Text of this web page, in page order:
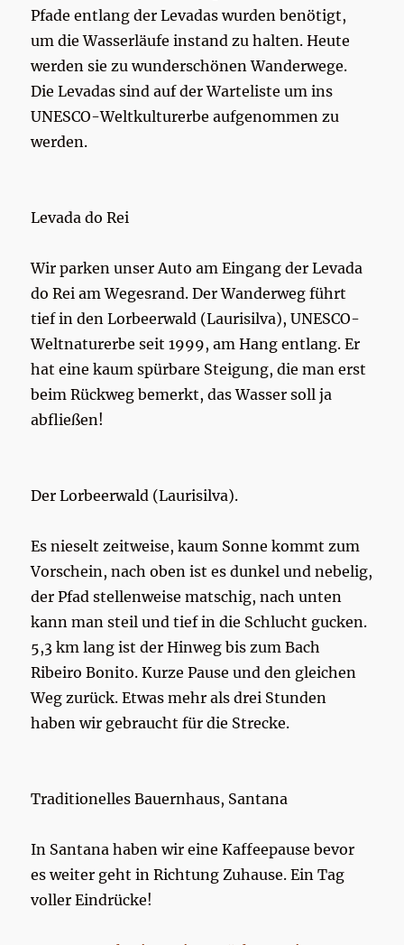
Pfade entlang der Levadas wurden benötigt,
um die Wasserläufe instand zu halten. Heute
werden sie zu wunderschönen Wanderwege.
Die Levadas sind auf der Warteliste um ins
UNESCO-Weltkulturerbe aufgenommen zu
werden.
Levada do Rei
Wir parken unser Auto am Eingang der Levada
do Rei am Wegesrand. Der Wanderweg führt
tief in den Lorbeerwald (Laurisilva), UNESCO-
Weltnaturerbe seit 1999, am Hang entlang. Er
hat eine kaum spürbare Steigung, die man erst
beim Rückweg bemerkt, das Wasser soll ja
abfließen!
Der Lorbeerwald (Laurisilva).
Es nieselt zeitweise, kaum Sonne kommt zum
Vorschein, nach oben ist es dunkel und nebelig,
der Pfad stellenweise matschig, nach unten
kann man steil und tief in die Schlucht gucken.
5,3 km lang ist der Hinweg bis zum Bach
Ribeiro Bonito. Kurze Pause und den gleichen
Weg zurück. Etwas mehr als drei Stunden
haben wir gebraucht für die Strecke.
Traditionelles Bauernhaus, Santana
In Santana haben wir eine Kaffeepause bevor
es weiter geht in Richtung Zuhause. Ein Tag
voller Eindrücke!